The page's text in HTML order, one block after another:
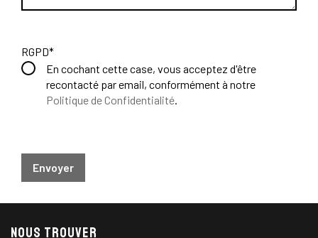
RGPD*
En cochant cette case, vous acceptez d'être
recontacté par email, conformément à notre
Politique de Confidentialité.
Envoyer
Nous trouver